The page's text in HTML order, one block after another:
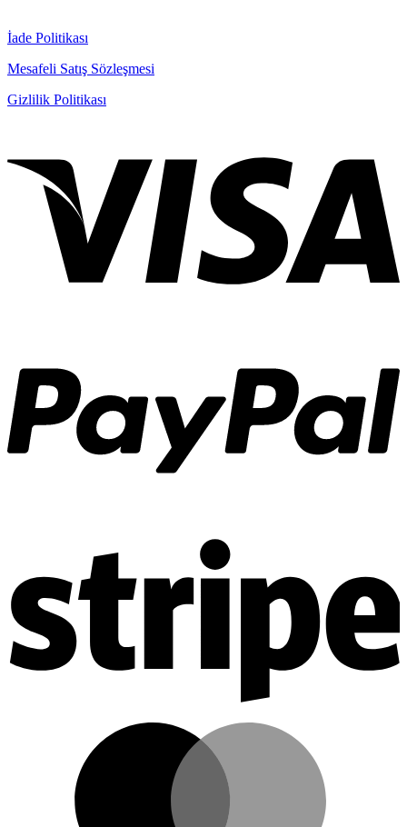
İade Politikası
Mesafeli Satış Sözleşmesi
Gizlilik Politikası